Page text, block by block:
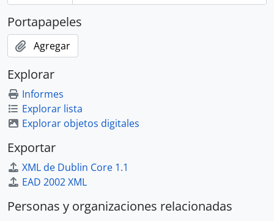
Portapapeles
Agregar
Explorar
Informes
Explorar lista
Explorar objetos digitales
Exportar
XML de Dublin Core 1.1
EAD 2002 XML
Personas y organizaciones relacionadas